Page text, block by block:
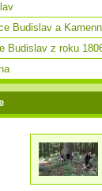
Budislav a
Budislav z roku